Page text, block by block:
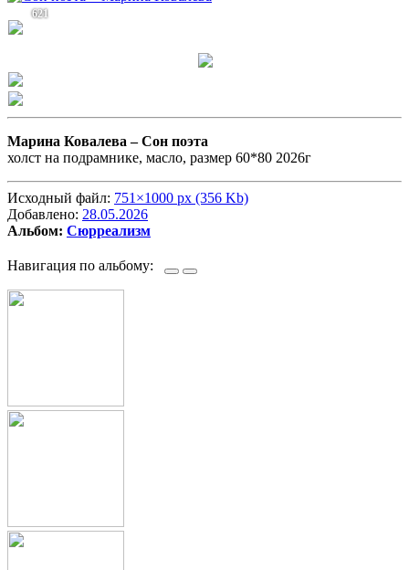
621
Марина Ковалева –Сон поэта
холст на подрамнике, масло, размер 60*80 2026г
Исходный файл: 751×1000 px (356 Kb)
Добавлено: 28.05.2026
Альбом: Сюрреализм
Навигация по альбому: